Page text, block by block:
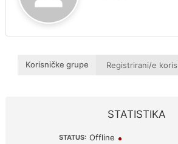
Korisničke grupe
STATISTIKA
STATUS: Offline